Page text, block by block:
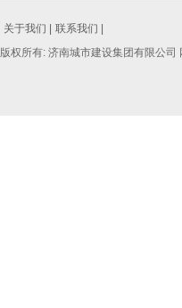
关于我们 |
联系我们 |
版权所有: 济南城市建设集团有限公